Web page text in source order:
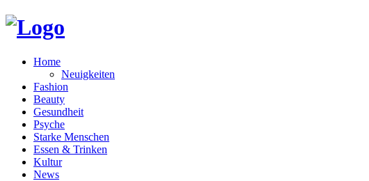
Home
Neuigkeiten
Fashion
Beauty
Gesundheit
Psyche
Starke Menschen
Essen & Trinken
Kultur
News